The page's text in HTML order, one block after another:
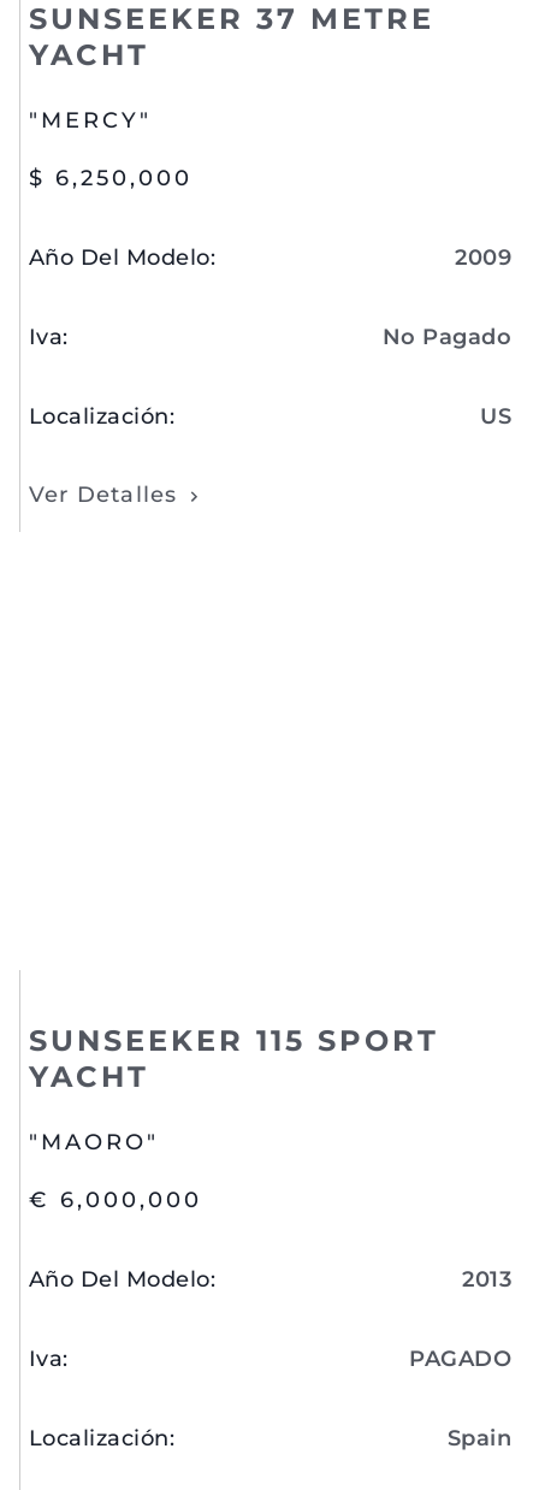
SUNSEEKER 37 METRE
YACHT
"MERCY"
$ 6,250,000
Año Del Modelo: 2009
Iva: No Pagado
Localización: US
Ver Detalles
SUNSEEKER 115 SPORT
YACHT
"MAORO"
€ 6,000,000
Año Del Modelo: 2013
Iva: PAGADO
Localización: Spain